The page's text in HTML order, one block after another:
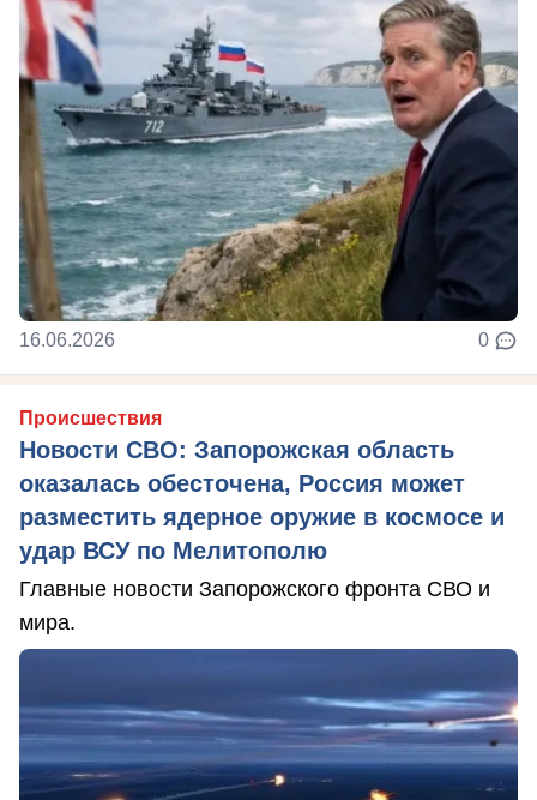
16.06.2026 0
Происшествия
Новости СВО: Запорожская область
оказалась обесточена, Россия может
разместить ядерное оружие в космосе и
удар ВСУ по Мелитополю
Главные новости Запорожского фронта СВО и
мира.